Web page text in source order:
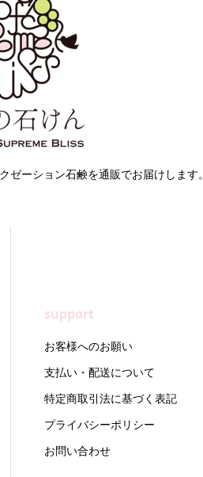
ーション石鹸を通販でお届けします。
support
お客様へのお願い
支払い・配送について
特定商取引法に基づく表記
プライバシーポリシー
お問い合わせ